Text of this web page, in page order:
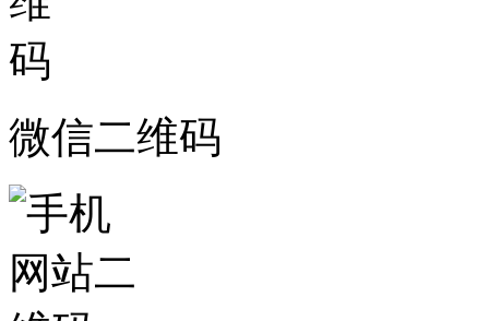
微信二维码